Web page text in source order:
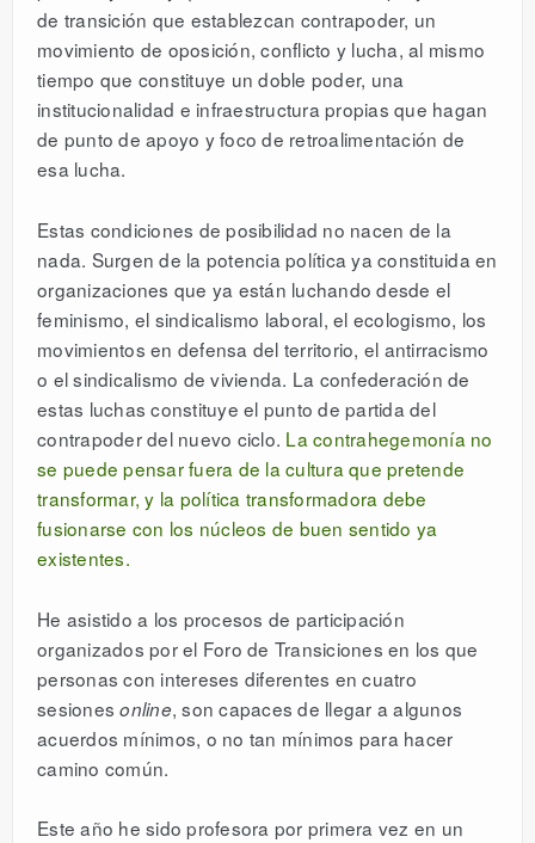
de transición que establezcan contrapoder, un
movimiento de oposición, conflicto y lucha, al mismo
tiempo que constituye un doble poder, una
institucionalidad e infraestructura propias que hagan
de punto de apoyo y foco de retroalimentación de
esa lucha.
Estas condiciones de posibilidad no nacen de la
nada. Surgen de la potencia política ya constituida en
organizaciones que ya están luchando desde el
feminismo, el sindicalismo laboral, el ecologismo, los
movimientos en defensa del territorio, el antirracismo
o el sindicalismo de vivienda. La confederación de
estas luchas constituye el punto de partida del
contrapoder del nuevo ciclo. La contrahegemonía no
se puede pensar fuera de la cultura que pretende
transformar, y la política transformadora debe
fusionarse con los núcleos de buen sentido ya
existentes.
He asistido a los procesos de participación
organizados por el Foro de Transiciones en los que
personas con intereses diferentes en cuatro
sesionesonline, son capaces de llegar a algunos
acuerdos mínimos, o no tan mínimos para hacer
camino común.
Este año he sido profesora por primera vez en un